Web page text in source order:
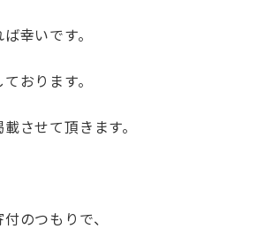
幸いです。
おります。
させて頂きます。
のつもりで、